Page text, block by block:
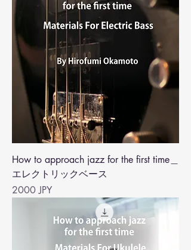
How to approach jazz for the first time＿
エレクトリックベース
Precio
2000 JPY